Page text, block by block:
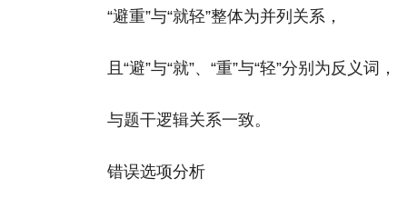
“避重”与“就轻”整体为并列关系，
且“避”与“就”、“重”与“轻”分别为反义词，
与题干逻辑关系一致。
错误选项分析